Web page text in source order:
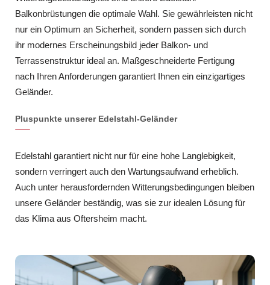
Balkonbrüstungen die optimale Wahl. Sie gewährleisten nicht
nur ein Optimum an Sicherheit, sondern passen sich durch
ihr modernes Erscheinungsbild jeder Balkon- und
Terrassenstruktur ideal an. Maßgeschneiderte Fertigung
nach Ihren Anforderungen garantiert Ihnen ein einzigartiges
Geländer.
Pluspunkte unserer Edelstahl-Geländer
Edelstahl garantiert nicht nur für eine hohe Langlebigkeit,
sondern verringert auch den Wartungsaufwand erheblich.
Auch unter herausfordernden Witterungsbedingungen bleiben
unsere Geländer beständig, was sie zur idealen Lösung für
das Klima aus Oftersheim macht.